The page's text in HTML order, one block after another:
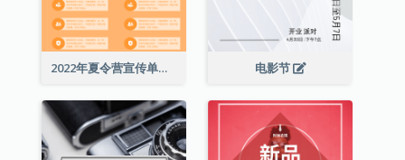
2022年夏令营宣传单张 电影节